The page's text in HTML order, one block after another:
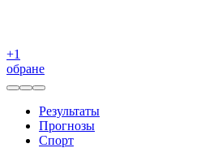
+1
обране
Результаты
Прогнозы
Спорт